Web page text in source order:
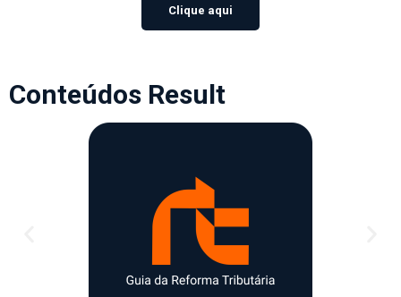
Clique aqui
Conteúdos Result